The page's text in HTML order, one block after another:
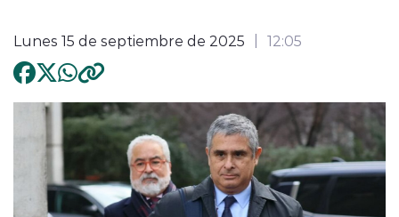
Lunes 15 de septiembre de 2025 12:05